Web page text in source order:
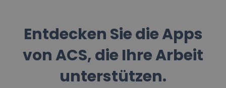
Entdecken Sie die Apps
von ACS, die Ihre Arbeit
unterstützen.